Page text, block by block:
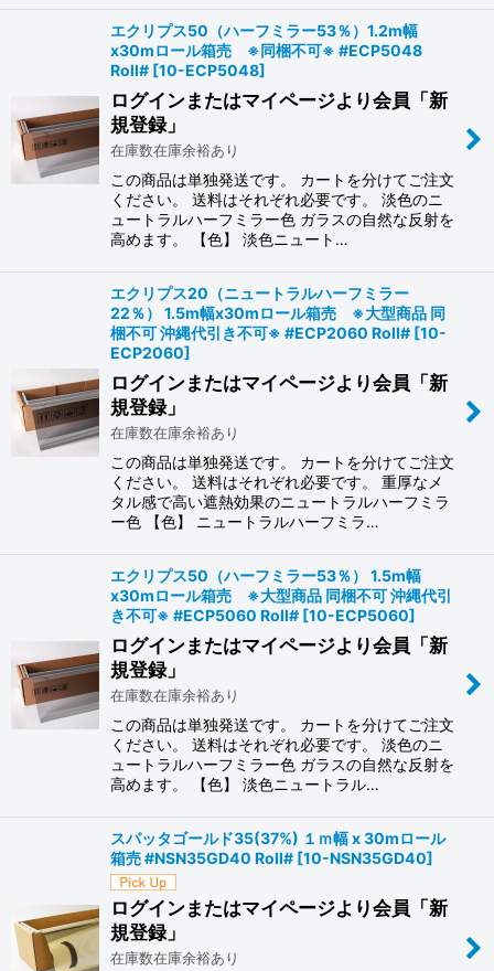
エクリプス50（ハーフミラー53％）1.2m幅
x30mロール箱売 ※同梱不可※ #ECP5048
Roll# [10-ECP5048]
ログインまたはマイページより会員「新
規登録」
在庫数在庫余裕あり
この商品は単独発送です。 カートを分けてご注文
ください。 送料はそれぞれ必要です。 淡色のニ
ュートラルハーフミラー色 ガラスの自然な反射を
高めます。 【色】 淡色ニュート…
エクリプス20（ニュートラルハーフミラー
22％） 1.5m幅x30mロール箱売 ※大型商品 同
梱不可 沖縄代引き不可※ #ECP2060 Roll# [10-
ECP2060]
ログインまたはマイページより会員「新
規登録」
在庫数在庫余裕あり
この商品は単独発送です。 カートを分けてご注文
ください。 送料はそれぞれ必要です。 重厚なメ
タル感で高い遮熱効果のニュートラルハーフミラ
ー色 【色】 ニュートラルハーフミラ…
エクリプス50（ハーフミラー53％） 1.5m幅
x30mロール箱売 ※大型商品 同梱不可 沖縄代引
き不可※ #ECP5060 Roll# [10-ECP5060]
ログインまたはマイページより会員「新
規登録」
在庫数在庫余裕あり
この商品は単独発送です。 カートを分けてご注文
ください。 送料はそれぞれ必要です。 淡色のニ
ュートラルハーフミラー色 ガラスの自然な反射を
高めます。 【色】 淡色ニュートラル…
スパッタゴールド35(37%) １ｍ幅 x 30mロール
箱売 #NSN35GD40 Roll# [10-NSN35GD40]
ログインまたはマイページより会員「新
規登録」
在庫数在庫余裕あり